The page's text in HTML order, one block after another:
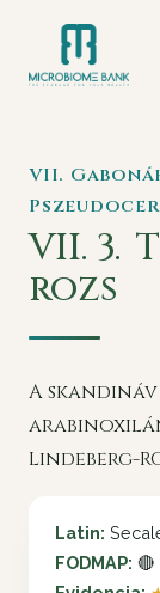
VII.
VII. 3.
rozs
A
Lindeberg-
Latin:
FODMAP: 🔴